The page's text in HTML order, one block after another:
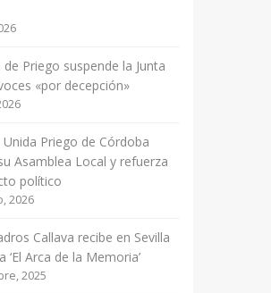
de Priego suspende la Junta
«por decepción»
Unida Priego de Córdoba
Asamblea Local y refuerza
político
2026
Callava recibe en Sevilla
‘El Arca de la Memoria’
2025